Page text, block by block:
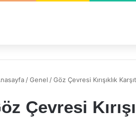
/Genel /Göz Çevresi Kırışıklık
Çevresi